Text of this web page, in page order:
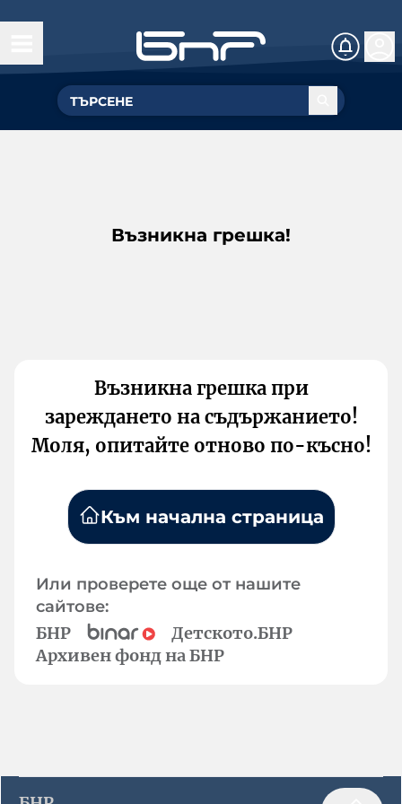
Възникна грешка!
Възникна грешка при
зареждането на съдържанието!
Моля, опитайте отново по-късно!
Към начална страница
Или проверете още от нашите
сайтове:
БНР
Детското.БНР
Архивен фонд на БНР